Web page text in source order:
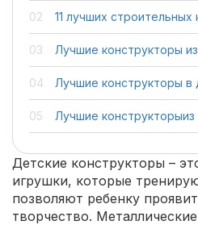
11 лучших строительных
Лучшие конструкторы
Лучшие конструкторы
Лучшие
Детские конструкторы –
игрушки, которые
позволяют ребенку
творчество.